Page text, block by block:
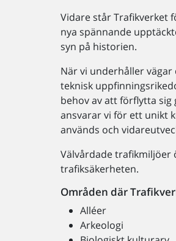
Vidare står Trafikverket
nya spännande
syn på historien.
När vi underhåller
teknisk
behov av att förflytta
ansvarar vi för ett unikt
används och
Välvårdade
trafiksäkerheten.
Områden där
Alléer
Arkeologi